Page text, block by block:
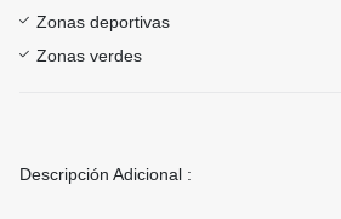
Zonas deportivas
Zonas verdes
Descripción Adicional :